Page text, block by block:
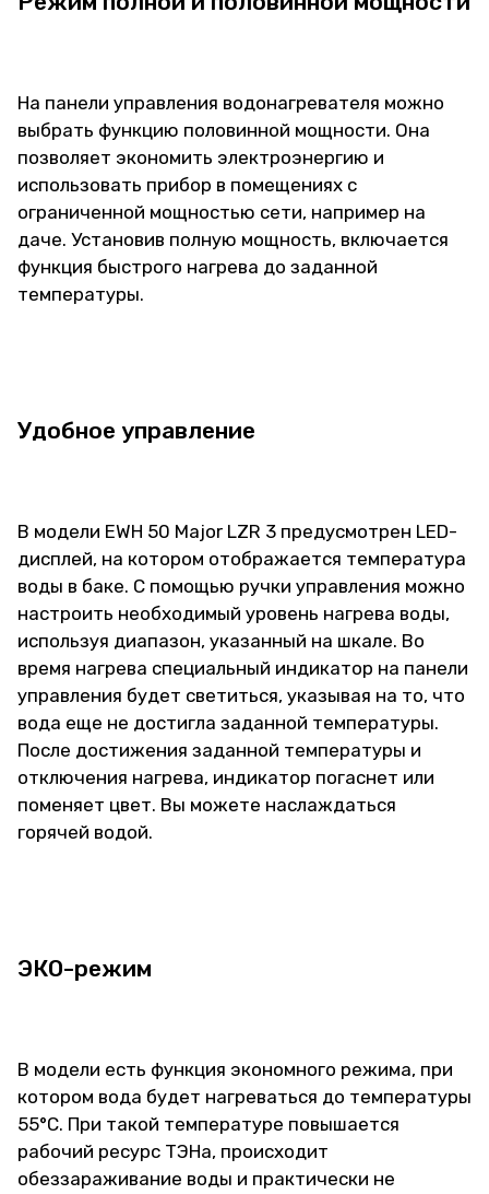
На панели управления водонагревателя можно
выбрать функцию половинной мощности. Она
позволяет экономить электроэнергию и
использовать прибор в помещениях с
ограниченной мощностью сети, например на
даче. Установив полную мощность, включается
функция быстрого нагрева до заданной
температуры.
Удобное управление
В модели EWH 50 Major LZR 3 предусмотрен LED-
дисплей, на котором отображается температура
воды в баке. С помощью ручки управления можно
настроить необходимый уровень нагрева воды,
используя диапазон, указанный на шкале. Во
время нагрева специальный индикатор на панели
управления будет светиться, указывая на то, что
вода еще не достигла заданной температуры.
После достижения заданной температуры и
отключения нагрева, индикатор погаснет или
поменяет цвет. Вы можете наслаждаться
горячей водой.
ЭКО-режим
В модели есть функция экономного режима, при
котором вода будет нагреваться до температуры
55°С. При такой температуре повышается
рабочий ресурс ТЭНа, происходит
обеззараживание воды и практически не